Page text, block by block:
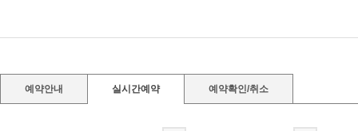
예약안내 실시간예약 예약확인/취소